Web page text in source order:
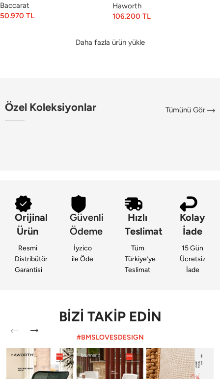
Baccarat
50.970 TL
Haworth
106.200 TL
Daha fazla ürün yükle
Özel Koleksiyonlar Tümünü Gör
tanımlayın. Konfor,
estetik ve
verimliliği bir araya
getiren seçkileri
keşfedin.
Koleksiyonu
Keşfet
yeniden tanımlayın.
Konfor, estetik ve
verimliliği bir araya
getiren seçkileri
Koleksiyonu
Keşfet
Orijinal
Ürün
Resmi
Distribütör
Garantisi
Güvenli
Ödeme
İyzico
ile Öde
Hızlı
Teslimat
Tüm
Türkiye’ye
Teslimat
Kolay
İade
15 Gün
Ücretsiz
İade
BİZİ TAKİP EDİN
#BMSLOVESDESIGN